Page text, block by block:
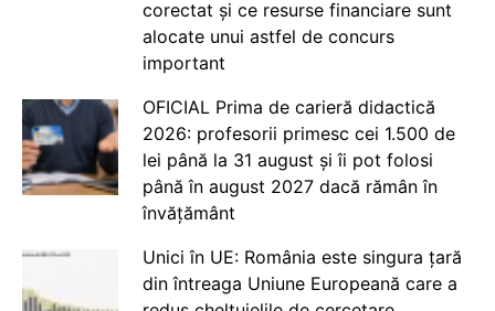
corectat și ce resurse financiare sunt
alocate unui astfel de concurs
important
OFICIAL Prima de carieră didactică
2026: profesorii primesc cei 1.500 de
lei până la 31 august și îi pot folosi
până în august 2027 dacă rămân în
învățământ
Unici în UE: România este singura țară
din întreaga Uniune Europeană care a